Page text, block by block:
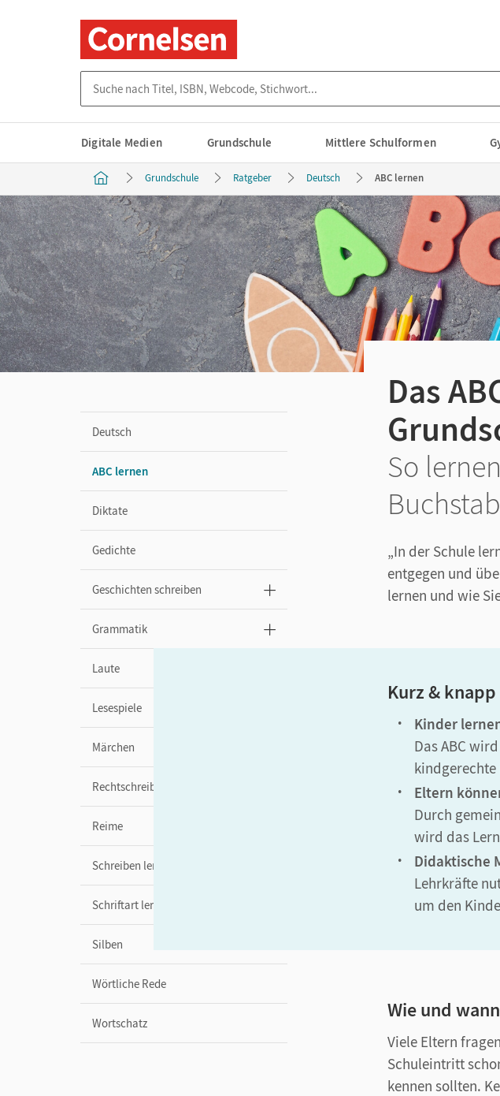
Digitale Medien Grundschule Mittlere Schulformen
Grundschule Ratgeber Deutsch ABC lernen
Deutsch
ABC lernen
Diktate
Gedichte
Geschichten schreiben
Grammatik
Laute
Lesespiele
Märchen
Rechtschreibung
Reime
Schreiben lernen
Schriftart lernen
Silben
Wörtliche Rede
Wortschatz
Das
So
„In der Schule
entgegen und
lernen und wie
Kurz & knapp
Kinder
Das ABC
kindgerechte
Eltern
Durch
wird das
Didaktische
Lehrkräfte
um den
Wie und
Viele Eltern
Schuleintritt
kennen sollten.